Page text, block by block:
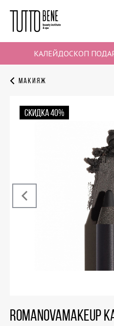
КАЛЕЙДОСКОП
Макияж
СКИДКА 40%
‹
Romanovamakeup